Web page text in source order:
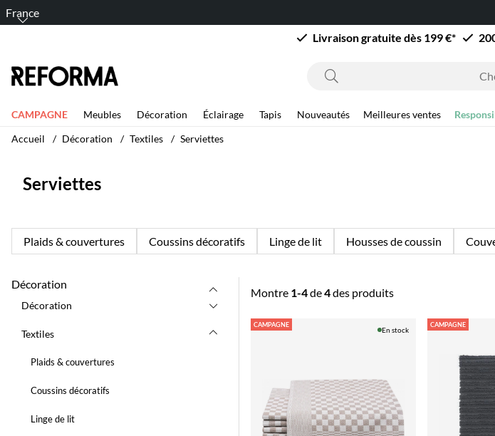
France
Livraison gratuite dès 199 €*
CAMPAGNE Meubles Décoration Éclairage Tapis Nouveautés Meilleures ventes
Accueil
Décoration Textiles Serviettes
Serviettes
Plaids & couvertures Coussins décoratifs Linge de lit Housses de coussin
Décoration
Décoration
Textiles
Plaids & couvertures
Coussins décoratifs
Linge de lit
Montre 1-4de4des produits
Produits
CAMPAGNE
En stock
CAMPAGNE